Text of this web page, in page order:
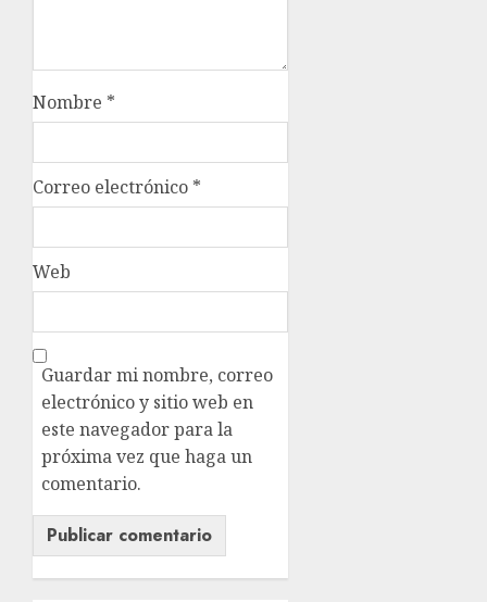
Nombre *
Correo electrónico *
Web
Guardar mi nombre, correo
electrónico y sitio web en
este navegador para la
próxima vez que haga un
comentario.